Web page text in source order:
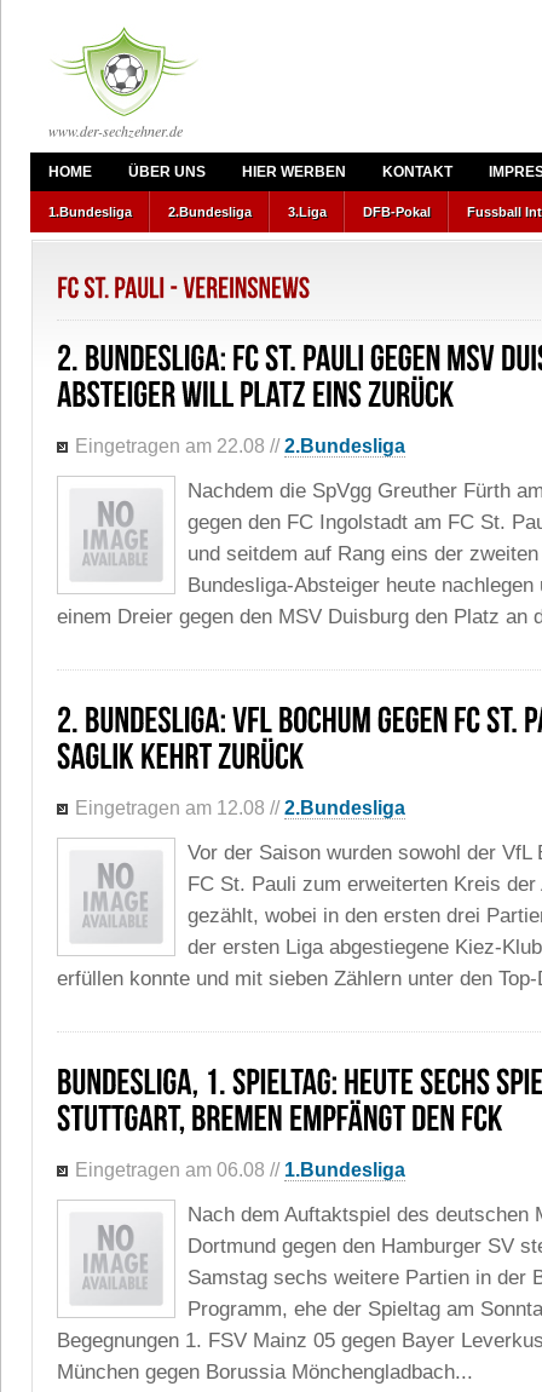
www.der-sechzehner.de
HOME ÜBER UNS HIER WERBEN KONTAKT
1.Bundesliga 2.Bundesliga 3.Liga DFB-Pokal Fussball
Eingetragen am 22.08 //2.Bundesliga
Nachdem die SpVgg Greuther Fürth
gegen den FC Ingolstadt am FC St.
und seitdem auf Rang eins der
Bundesliga-Absteiger heute
einem Dreier gegen den MSV Duisburg den Platz an
Eingetragen am 12.08 //2.Bundesliga
Vor der Saison wurden sowohl der VfL
FC St. Pauli zum erweiterten Kreis
gezählt, wobei in den ersten drei
der ersten Liga abgestiegene Kiez-
erfüllen konnte und mit sieben Zählern unter den
Eingetragen am 06.08 // 1.Bundesliga
Nach dem Auftaktspiel des deutschen
Dortmund gegen den Hamburger SV
Samstag sechs weitere Partien in der
Programm, ehe der Spieltag am
Begegnungen 1. FSV Mainz 05 gegen Bayer
München gegen Borussia Mönchengladbach...